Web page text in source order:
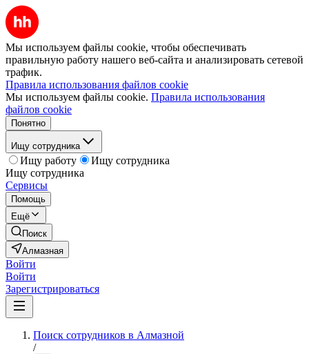
Мы используем файлы cookie, чтобы обеспечивать
правильную работу нашего веб-сайта и анализировать сетевой
трафик.
Правила использования файлов cookie
Мы используем файлы cookie. Правила использования
файлов cookie
Понятно
Ищу сотрудника
Ищу работу
Ищу сотрудника
Ищу сотрудника
Сервисы
Помощь
Ещё
Поиск
Алмазная
Войти
Войти
Зарегистрироваться
Поиск сотрудников в Алмазной
/